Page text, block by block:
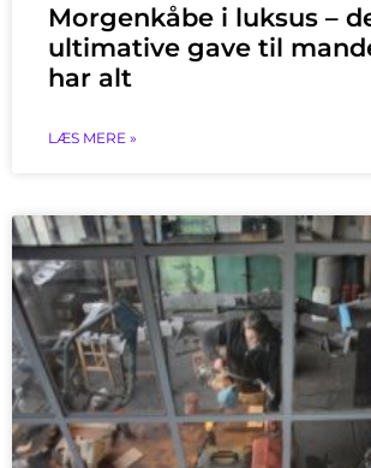
Morgenkåbe i luksus –
ultimative gave til
har alt
LÆS MERE »